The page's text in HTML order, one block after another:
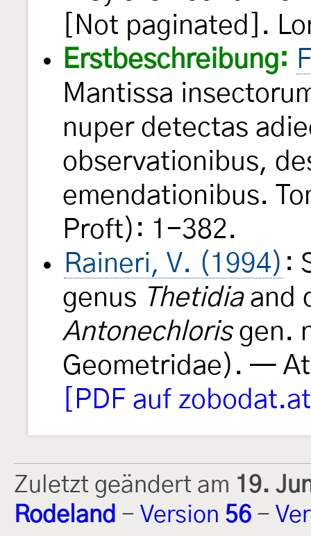
[Not paginated].
Erstbeschreibung:
Mantissa
nuper detectas
observationibus,
emendationibus.
Proft): 1-382.
Raineri, V. (1994) :
genus Thetidiaand
Antonechlorisgen.
Geometridae). —
[PDF auf
Zuletzt geändert am 19.
Rodeland - Version 56 -